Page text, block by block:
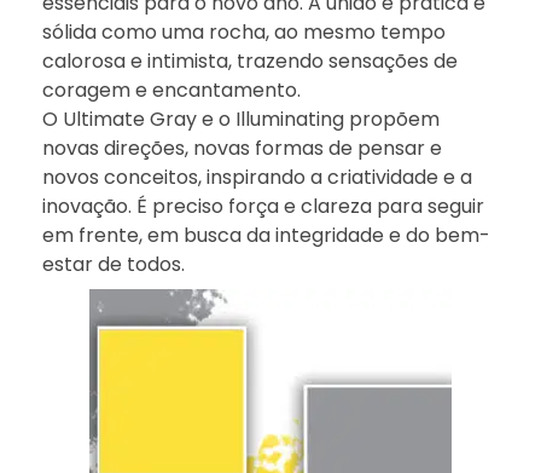
sólida como uma rocha, ao mesmo tempo
calorosa e intimista, trazendo sensações de
coragem e encantamento.
O Ultimate Gray e o Illuminating propõem
novas direções, novas formas de pensar e
novos conceitos, inspirando a criatividade e a
inovação. É preciso força e clareza para seguir
em frente, em busca da integridade e do bem-
estar de todos.